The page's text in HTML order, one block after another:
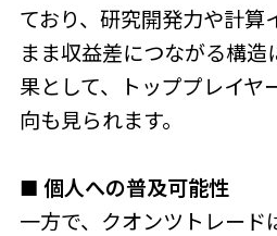
ており、研究開発力や計算
まま収益差につながる構造
果として、トッププレイヤ
向も見られます。
■ 個人への普及可能性
一方で、クオンツトレード